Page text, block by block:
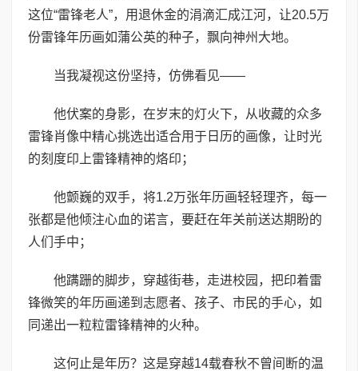
这位“雷锋老人”，用退休金的涓滴汇成江河，让20.5万
份雷锋年历画如蒲公英的种子，飘向神州大地。
当我凝视这份坚持，仿佛看见——
他伏案的身影，在岁末的灯火下，从收藏的众多
雷锋肖像中精心挑选出适合用于日历的画像，让时光
的刻度印上雷锋精神的烙印；
他颤巍的双手，将1.2万张年历画轻轻理齐，每一
张都是他倾注心血的诺言，要赶在年关前送达期盼的
人们手中；
他蹒跚的脚步，穿越街巷，走进校园，把印着雷
锋微笑的年历画递到志愿者、孩子、市民的手心，如
同递出一粒粒雷锋精神的火种。
这何止是年历？这是穿越14载春秋不曾间断的温